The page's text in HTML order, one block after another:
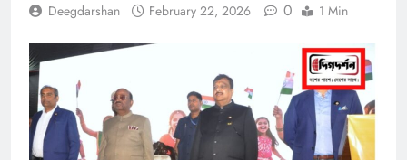
Deegdarshan February 22, 2026 0 1 Min